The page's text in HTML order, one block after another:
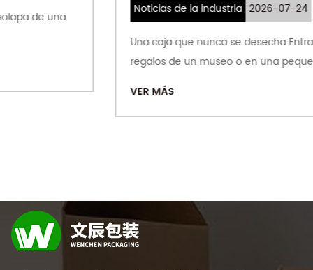
Noticias de la industria 2026-07-24
Una caja que nunca se desecha Entra en la tienda de
regalos de un museo o en una pequeña...
VER MÁS